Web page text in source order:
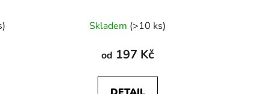
hodnocení
produktu
5,0
Skladem (>10 ks)
od 197 Kč